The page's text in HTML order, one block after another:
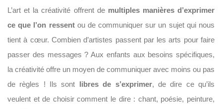
L’art et la créativité offrent de multiples manières d’exprimer
ce que l’on ressentou de communiquer sur un sujet qui nous
tient à cœur. Combien d’artistes passent par les arts pour faire
passer des messages ? Aux enfants aux besoins spécifiques,
la créativité offre un moyen de communiquer avec moins ou pas
de règles ! Ils sont libres de s’exprimer, de dire ce qu’ils
veulent et de choisir comment le dire : chant, poésie, peinture,